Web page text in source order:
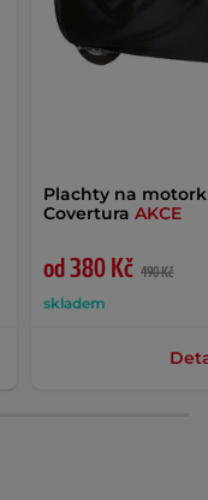
Plachty na
CoverturaAKCE
od 380 Kč 490 Kč
skladem